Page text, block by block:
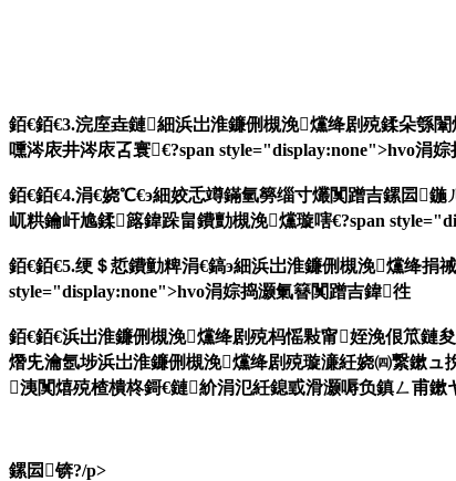
銆€銆€3.浣庢垚鏈細浜岀淮鐮侀槻浼爣绛剧殑鍒朵綔
嚑涔庡井涔庡叾寰€?span style="display:none">hvo涓
銆€銆€4.涓€娆℃€э細姣忎竴鏋氫簩缁寸爜闃蹭吉鏍囩
屼粠鑰屽尯鍒簬鍏跺畠鐨勯槻浼爣璇嗐€?span
銆€銆€5.绠＄悊鐨勭粺涓€鎬э細浜岀淮鐮侀槻浼爣绛捐
style="display:none">hvo涓婃捣灏氭簮闃蹭吉鍏徃
銆€銆€浜岀淮鐮侀槻浼爣绛剧殑杩愮敤甯姪浼佷笟鏈
熸兂瀹氬埗浜岀淮鐮侀槻浼爣绛剧殑璇濓紝娆㈣繋鏉ュ
洟闃熺殑楂樻柊鎶€鏈紒涓氾紝鎴戜滑灏嗕负鎮ㄥ甫
鏍囩锛?/p>